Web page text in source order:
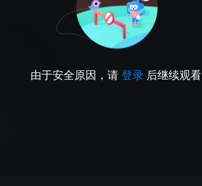
由于安全原因，请 登录 后继续观看